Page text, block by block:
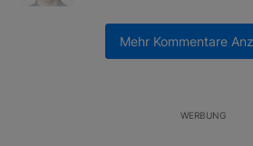
Mehr Kommentare
Ein Trendartikel mit dem Titel "US-
US-Finanzministerium
auf eventuelle Yen-
2
WERBUNG